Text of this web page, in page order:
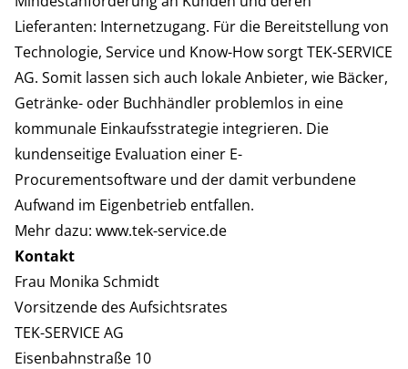
Lieferanten: Internetzugang. Für die Bereitstellung von
Technologie, Service und Know-How sorgt TEK-SERVICE
AG. Somit lassen sich auch lokale Anbieter, wie Bäcker,
Getränke- oder Buchhändler problemlos in eine
kommunale Einkaufsstrategie integrieren. Die
kundenseitige Evaluation einer E-
Procurementsoftware und der damit verbundene
Aufwand im Eigenbetrieb entfallen.
Mehr dazu: www.tek-service.de
Kontakt
Frau Monika Schmidt
Vorsitzende des Aufsichtsrates
TEK-SERVICE AG
Eisenbahnstraße 10